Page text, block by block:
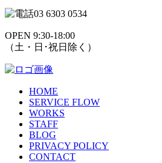
03 6303 0534
OPEN 9:30-18:00
（土・日･祝日除く）
HOME
SERVICE FLOW
WORKS
STAFF
BLOG
PRIVACY POLICY
CONTACT